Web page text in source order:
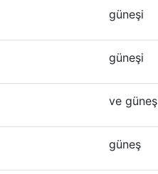
güneşi
güneşi
ve güneş
güneş